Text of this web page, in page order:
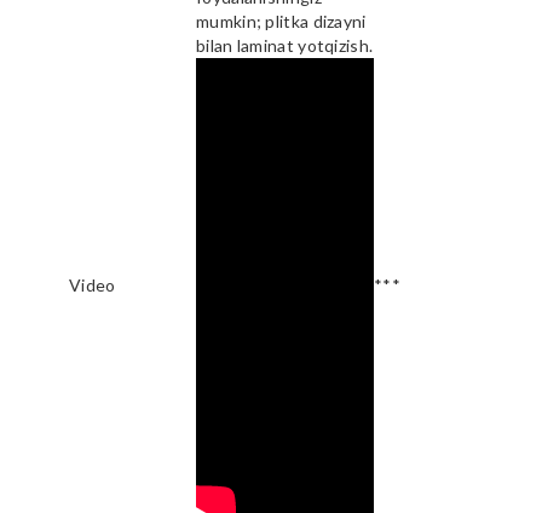
mumkin; plitka dizayni
bilan laminat yotqizish.
Video ***